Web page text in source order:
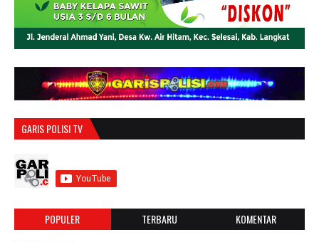
GARIS POLISI TV
POPULER TERBARU KOMENTAR